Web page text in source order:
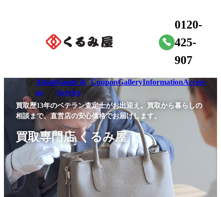
0120-
425-
907
About
us
Goods &
Service
CouponGalleryInformationAccess
買取歴13年のベテラン査定士がお出迎え。買取から暮らしの
相談まで、直営店の安心価格でお届けします。
買取専門店 くるみ屋